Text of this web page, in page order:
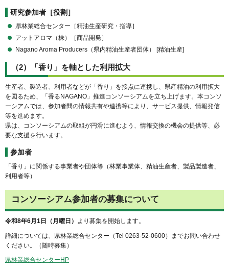
研究参加者［役割］
県林業総合センター［精油生産研究・指導］
アットアロマ（株）［商品開発］
Nagano Aroma Producers（県内精油生産者団体） [精油生産]
（2）「香り」を軸とした利用拡大
生産者、製造者、利用者などが「香り」を接点に連携し、県産精油の利用拡大
を図るため、「香るNAGANO」推進コンソーシアムを立ち上げます。本コンソ
ーシアムでは、参加者間の情報共有や連携等により、サービス提供、情報発信
等を進めます。
県は、コンソーシアムの取組が円滑に進むよう、情報交換の機会の提供等、必
要な支援を行います。
参加者
「香り」に関係する事業者や団体等（林業事業体、精油生産者、製品製造者、
利用者等）
コンソーシアム参加者の募集について
令和8年6月1日（月曜日） より募集を開始します。
詳細については、県林業総合センター（Tel 0263-52-0600）までお問い合わせ
ください。（随時募集）
県林業総合センターHP